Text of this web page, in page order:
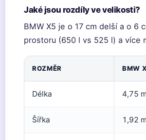
Jaké jsou rozdíly ve velikosti?
BMW X5 je o 17 cm delší a o 6
prostoru (650 l vs 525 l) a více
ROZMĚR BMW
Délka 4,75
Šířka 1,92